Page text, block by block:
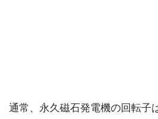
通常、永久磁石発電機の回転子